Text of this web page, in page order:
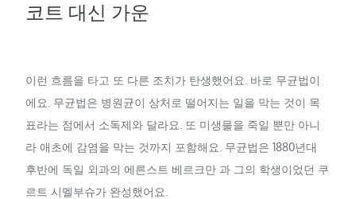
코트 대신 가운
이런 흐름을 타고 또 다른 조치가 탄생했어요. 바로 무균법이
에요. 무균법은 병원균이 상처로 떨어지는 일을 막는 것이 목
표라는 점에서 소독제와 달라요. 또 미생물을 죽일 뿐만 아니
라 애초에 감염을 막는 것까지 포함해요. 무균법은 1880년대
후반에 독일 외과의 에른스트 베르크만 과 그의 학생이었던 쿠
르트 시멜부슈가 완성했어요.